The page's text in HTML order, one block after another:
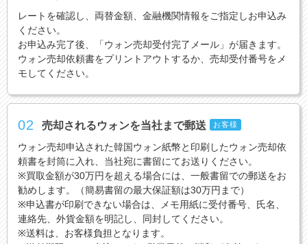
レートを確認し、両替金額、金融機関情報をご指定しお申込み
ください。
お申込み完了後、「ウォン売却受付完了メール」が届きます。
ウォン売却依頼書をプリントアウトするか、売却受付番号をメ
モしてください。
02 売却されるウォンを当社まで郵送 お客様
ウォン売却申込された韓国ウォン紙幣と印刷したウォン売却依
頼書を封筒に入れ、当社宛に書留にてお送りください。
※買取金額が30万円を超える場合には、一般書留での郵送をお
勧めします。（簡易書留の最大保証額は30万円まで）
※申込書が印刷できない場合は、メモ用紙に受付番号、氏名、
連絡先、外貨金額を明記し、同封してください。
※送料は、お客様負担となります。